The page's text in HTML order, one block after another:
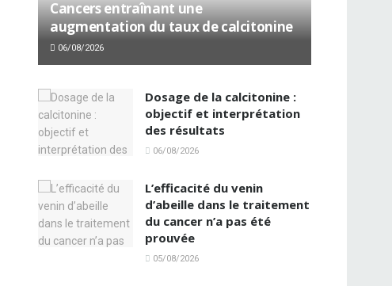
Cancers entraînant une
augmentation du taux de calcitonine
06/08/2026
Dosage de la calcitonine :
objectif et interprétation
des résultats
06/08/2026
L’efficacité du venin
d’abeille dans le traitement
du cancer n’a pas été
prouvée
05/08/2026